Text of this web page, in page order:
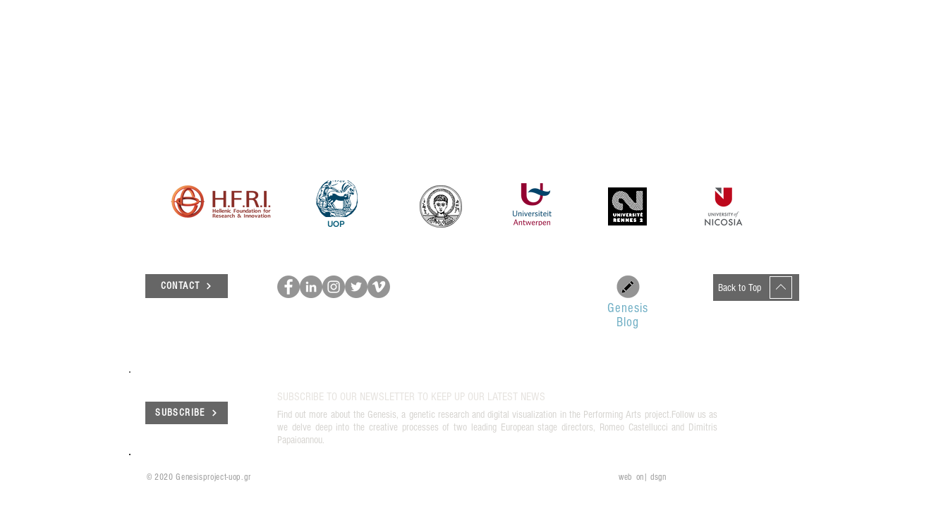
UOP
CONTACT Back to Top
Genesis
Blog
SUBSCRIBE
SUBSCRIBE TO OUR NEWSLETTER TO KEEP UP OUR LATEST NEWS
Find out more about the Genesis, a genetic research and digital visualization in the Performing Arts project.Follow us as
we delve deep into the creative processes of two leading European stage directors, Romeo Castellucci and Dimitris
Papaioannou.
© 2020 Genesisproject-uop.gr web on| dsgn